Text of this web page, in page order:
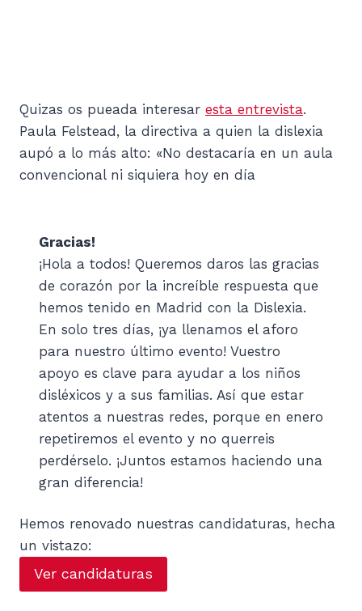
Quizas os pueada interesar esta entrevista.
Paula Felstead, la directiva a quien la dislexia
aupó a lo más alto: «No destacaría en un aula
convencional ni siquiera hoy en día
Gracias!
¡Hola a todos! Queremos daros las gracias
de corazón por la increíble respuesta que
hemos tenido en Madrid con la Dislexia.
En solo tres días, ¡ya llenamos el aforo
para nuestro último evento! Vuestro
apoyo es clave para ayudar a los niños
disléxicos y a sus familias. Así que estar
atentos a nuestras redes, porque en enero
repetiremos el evento y no querreis
perdérselo. ¡Juntos estamos haciendo una
gran diferencia!
Hemos renovado nuestras candidaturas, hecha
un vistazo:
Ver candidaturas